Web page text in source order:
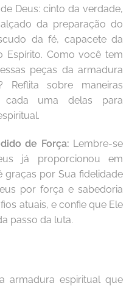
Deus: cinto da verdade,
da preparação do
da fé, capacete da
Espírito. Como você tem
peças da armadura
Reflita sobre maneiras
cada uma delas para
de Força: Lembre-se
já proporcionou em
graças por Sua fidelidade
por força e sabedoria
atuais, e confie que Ele
passo da luta.
armadura espiritual que